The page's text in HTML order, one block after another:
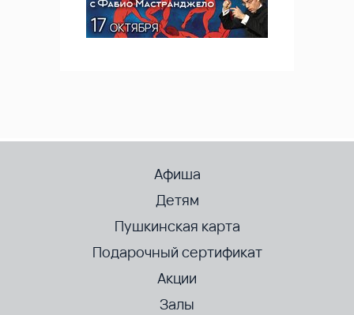
Афиша
Детям
Пушкинская карта
Подарочный сертификат
Акции
Залы